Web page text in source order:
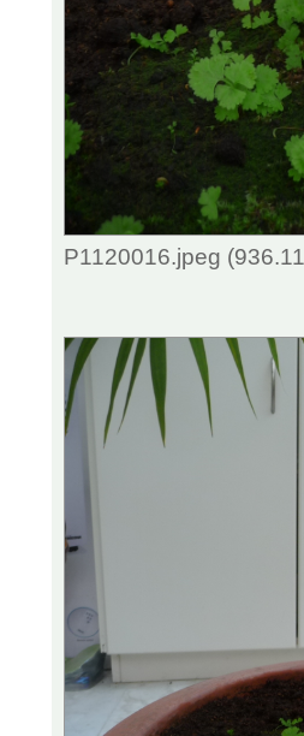
P1120016.jpeg